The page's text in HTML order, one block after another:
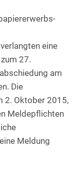
eine
27.
am
Die
2. Oktober 2015,
Meldepflichten
Meldung